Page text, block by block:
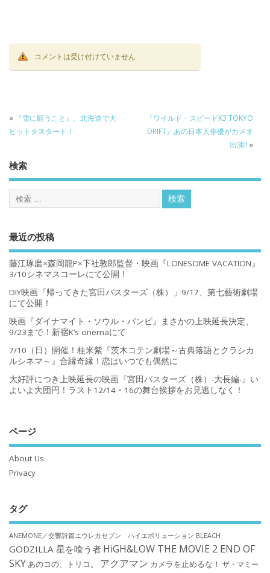
コメントは受け付けていません
«
『雪に願うこと』、北海道で大
ヒットタスタート！
『ワイルド・スピードX3 TOKYO
DRIFT』あの日本人俳優がカメオ
出演!! »
検索
最近の投稿
藤江琢磨×森岡龍P×下社敦郎監督・映画『LONESOME VACATION』
3/10シネマスコーレにて公開！
DIY映画『帰ってきた宮田バスターズ（株）」9/17、第七藝術劇場
にて公開！
映画『ダイナマイト・ソウル・バンビ』まさかの上映延長決定、
9/23まで！新宿K’s cinemaにて
7/10（日）開催！桂米紫『茨木コテン劇場～古典落語とクラシカ
ルシネマ～』合縁奇縁！恋はいつでも偶然に
大好評につき上映延長の映画『宮田バスターズ（株）-大長編-』い
よいよ大団円！ラスト12/14・16の舞台挨拶をお見逃しなく！
ページ
About Us
Privacy
タグ
ANEMONE／交響詩篇エウレカセブン ハイエボリューション BLEACH
GODZILLA 星を喰う者 HiGH&LOW THE MOVIE 2 END OF
SKYあのコの、トリコ。 アクアマン カメラを止めるな！ ザ・マミー